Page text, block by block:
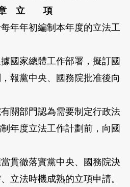
章 立 項
年年初編制本年度的立法工
家總體工作部署，擬訂國
報黨中央、國務院批准後向
關部門認為需要制定行政法
年度立法工作計劃前，向國
徹落實黨中央、國務院決
立法時機成熟的立項申請。